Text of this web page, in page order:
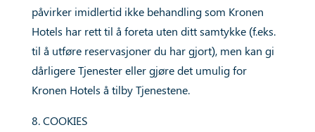
påvirker imidlertid ikke behandling som Kronen
Hotels har rett til å foreta uten ditt samtykke (f.eks.
til å utføre reservasjoner du har gjort), men kan gi
dårligere Tjenester eller gjøre det umulig for
Kronen Hotels å tilby Tjenestene.
8. COOKIES